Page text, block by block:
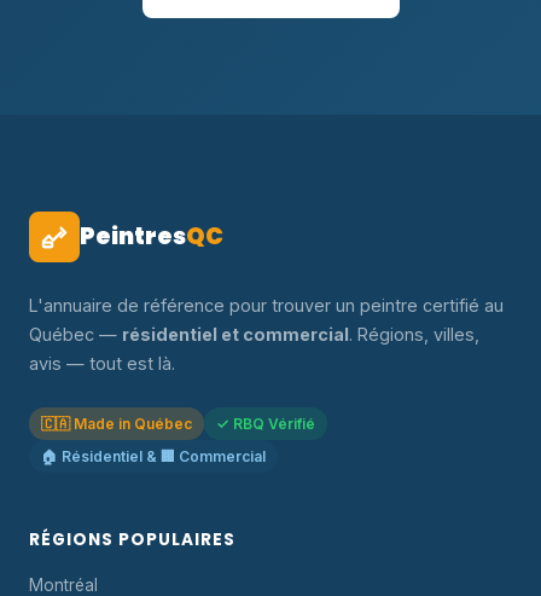
PeintresQC
L'annuaire de référence pour trouver un peintre certifié au
Québec — résidentiel et commercial. Régions, villes,
avis — tout est là.
🇨🇦 Made in Québec
✓ RBQ Vérifié
🏠 Résidentiel & 🏢 Commercial
RÉGIONS POPULAIRES
Montréal